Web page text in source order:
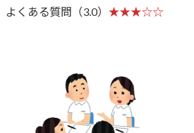
よくある質問（3.0） ★★★☆☆